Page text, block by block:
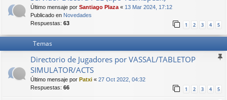
Último mensaje por Santiago Plaza « 13 Mar 2024, 17:12
Publicado en Novedades
Respuestas: 63 1 2 3 4 5
Temas
Directorio de Jugadores por VASSAL/TABLETOP
SIMULATOR/ACTS
Último mensaje por Patxi « 27 Oct 2022, 04:32
Respuestas: 66 1 2 3 4 5